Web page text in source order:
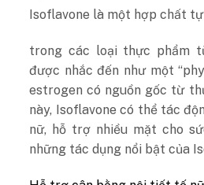
Isoflavone là một hợp chất
trong các loại thực phẩm
được nhắc đến như một
estrogen có nguồn gốc từ
này, Isoflavone có thể tác
nữ, hỗ trợ nhiều mặt cho
những tác dụng nổi bật của